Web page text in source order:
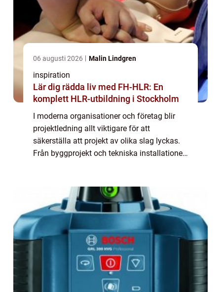
06 augusti 2026 Malin Lindgren
inspiration
Lär dig rädda liv med FH-HLR: En
komplett HLR-utbildning i Stockholm
I moderna organisationer och företag blir
projektledning allt viktigare för att
säkerställa att projekt av olika slag lyckas.
Från byggprojekt och tekniska installationer